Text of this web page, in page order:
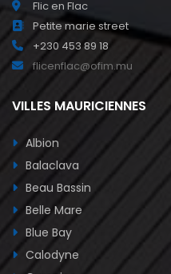
Flic en Flac
Petite marie street
+230 453 89 18
flicenflac@ofim.mu
VILLES MAURICIENNES
Albion
Balaclava
Beau Bassin
Belle Mare
Blue Bay
Calodyne